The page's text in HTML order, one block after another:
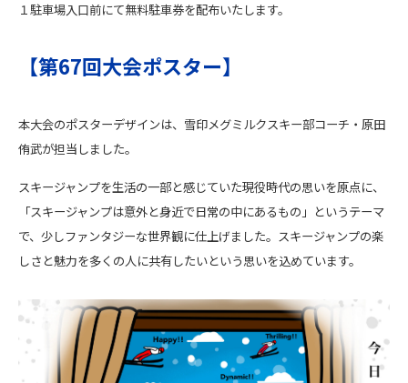
１駐車場入口前にて無料駐車券を配布いたします。
【第67回大会ポスター】
本大会のポスターデザインは、雪印メグミルクスキー部コーチ・原田
侑武が担当しました。
スキージャンプを生活の一部と感じていた現役時代の思いを原点に、
「スキージャンプは意外と身近で日常の中にあるもの」というテーマ
で、少しファンタジーな世界観に仕上げました。スキージャンプの楽
しさと魅力を多くの人に共有したいという思いを込めています。